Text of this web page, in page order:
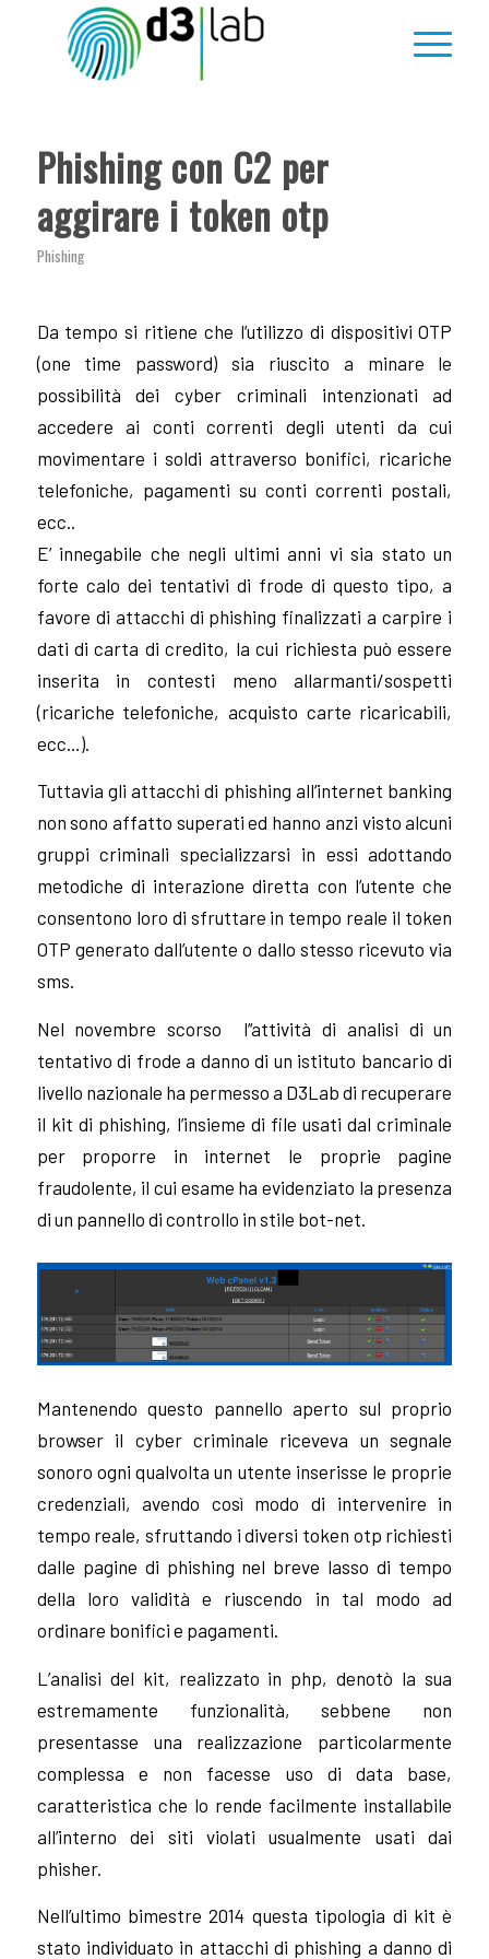
Phishing con C2 per
aggirare i token otp
Phishing
Da tempo si ritiene che l’utilizzo di dispositivi OTP
(one time password) sia riuscito a minare le
possibilità dei cyber criminali intenzionati ad
accedere ai conti correnti degli utenti da cui
movimentare i soldi attraverso bonifici, ricariche
telefoniche, pagamenti su conti correnti postali,
ecc..
E’ innegabile che negli ultimi anni vi sia stato un
forte calo dei tentativi di frode di questo tipo, a
favore di attacchi di phishing finalizzati a carpire i
dati di carta di credito, la cui richiesta può essere
inserita in contesti meno allarmanti/sospetti
(ricariche telefoniche, acquisto carte ricaricabili,
ecc…).
Tuttavia gli attacchi di phishing all’internet banking
non sono affatto superati ed hanno anzi visto alcuni
gruppi criminali specializzarsi in essi adottando
metodiche di interazione diretta con l’utente che
consentono loro di sfruttare in tempo reale il token
OTP generato dall’utente o dallo stesso ricevuto via
sms.
Nel novembre scorso l’‘attività di analisi di un
tentativo di frode a danno di un istituto bancario di
livello nazionale ha permesso a D3Lab di recuperare
il kit di phishing, l’insieme di file usati dal criminale
per proporre in internet le proprie pagine
fraudolente, il cui esame ha evidenziato la presenza
di un pannello di controllo in stile bot-net.
Mantenendo questo pannello aperto sul proprio
browser il cyber criminale riceveva un segnale
sonoro ogni qualvolta un utente inserisse le proprie
credenziali, avendo così modo di intervenire in
tempo reale, sfruttando i diversi token otp richiesti
dalle pagine di phishing nel breve lasso di tempo
della loro validità e riuscendo in tal modo ad
ordinare bonifici e pagamenti.
L’analisi del kit, realizzato in php, denotò la sua
estremamente funzionalità, sebbene non
presentasse una realizzazione particolarmente
complessa e non facesse uso di data base,
caratteristica che lo rende facilmente installabile
all’interno dei siti violati usualmente usati dai
phisher.
Nell’ultimo bimestre 2014 questa tipologia di kit è
stato individuato in attacchi di phishing a danno di